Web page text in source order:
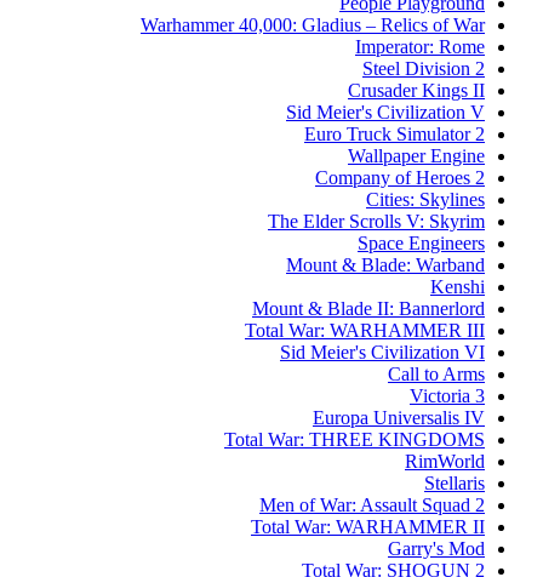
Warhammer 40,000: Gladius – Relics of War
Imperator: Rome
Steel Division 2
Crusader Kings II
Sid Meier's Civilization V
Euro Truck Simulator 2
Wallpaper Engine
Company of Heroes 2
Cities: Skylines
The Elder Scrolls V: Skyrim
Space Engineers
Mount & Blade: Warband
Kenshi
Mount & Blade II: Bannerlord
Total War: WARHAMMER III
Sid Meier's Civilization VI
Call to Arms
Victoria 3
Europa Universalis IV
Total War: THREE KINGDOMS
RimWorld
Stellaris
Men of War: Assault Squad 2
Total War: WARHAMMER II
Garry's Mod
Total War: SHOGUN 2